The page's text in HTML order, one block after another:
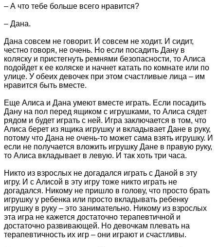
– А что тебе больше всего нравится?
– Дана.
Дана совсем не говорит. И совсем не ходит. И сидит,
честно говоря, не очень. Но если посадить Дану в
коляску и пристегнуть ремнями безопасности, то Алиса
подойдет к ее коляске и начнет катать по комнате или по
улице. У обеих девочек при этом счастливые лица – им
нравится быть вместе.
Еще Алиса и Дана умеют вместе играть. Если посадить
Дану на пол перед ящиком с игрушками, то Алиса сядет
рядом и будет играть с ней. Игра заключается в том, что
Алиса берет из ящика игрушку и вкладывает Дане в руку,
потому что Дана не очень-то может сама взять игрушку. И
если не получается вложить игрушку Дане в правую руку,
то Алиса вкладывает в левую. И так хоть три часа.
Никто из взрослых не догадался играть с Даной в эту
игру. И с Алисой в эту игру тоже никто играть не
догадался. Никому не пришло в голову, что просто брать
игрушку у ребенка или просто вкладывать ребенку
игрушку в руку – это занимательно. Никому из взрослых
эта игра не кажется достаточно терапевтичной и
достаточно развивающей. Но девочкам плевать на
терапевтичность их игр – они играют и счастливы.